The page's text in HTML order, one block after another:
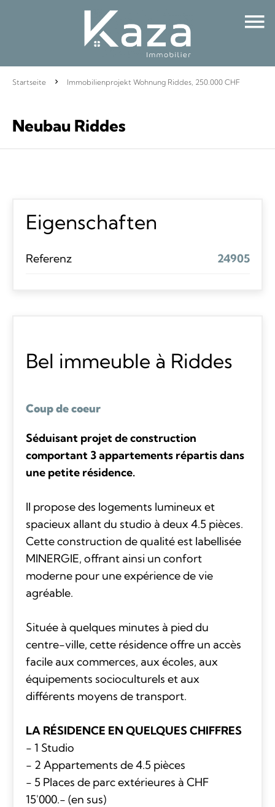
Startseite Immobilienprojekt Wohnung Riddes, 250.000 CHF
Neubau Riddes
Eigenschaften
Referenz 24905
Bel immeuble à Riddes
Coup de coeur
Séduisant projet de construction
comportant 3 appartements répartis dans
une petite résidence.
Il propose des logements lumineux et
spacieux allant du studio à deux 4.5 pièces.
Cette construction de qualité est labellisée
MINERGIE, offrant ainsi un confort
moderne pour une expérience de vie
agréable.
Située à quelques minutes à pied du
centre-ville, cette résidence offre un accès
facile aux commerces, aux écoles, aux
équipements socioculturels et aux
différents moyens de transport.
LA RÉSIDENCE EN QUELQUES CHIFFRES
- 1 Studio
- 2 Appartements de 4.5 pièces
- 5 Places de parc extérieures à CHF
15'000.- (en sus)